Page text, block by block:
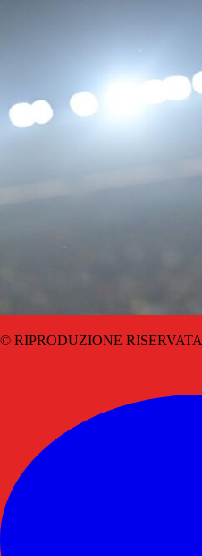
© RIPRODUZIONE RISERVATA